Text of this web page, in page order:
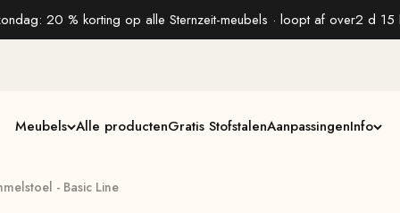
20 % korting op alle Sternzeit-meubels · loopt af over2 d 15
Meubels Alle productenGratis StofstalenAanpassingenInfo
- Basic Line